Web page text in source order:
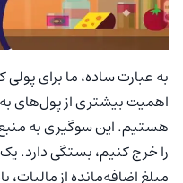
به عبارت ساده، ما برای
اهمیت بیشتری از پول‌های
هستیم. این سوگیری به منبع
را خرج کنیم، بستگی دارد. یک
مبلغ اضافه‌مانده از